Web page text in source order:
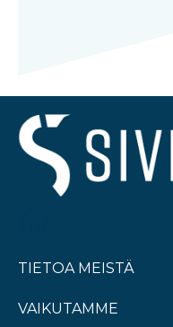
TIETOA MEISTÄ
VAIKUTAMME